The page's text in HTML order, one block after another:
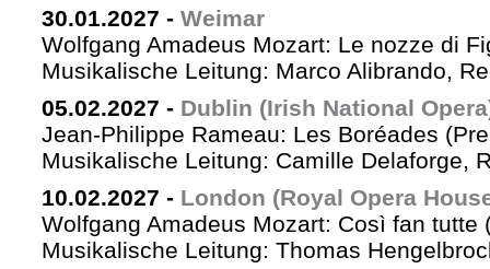
30.01.2027 - Weimar
Wolfgang Amadeus Mozart: Le nozze di
Musikalische Leitung: Marco Alibrando,
05.02.2027 - Dublin (Irish National
Jean-Philippe Rameau: Les Boréades
Musikalische Leitung: Camille Delaforge,
10.02.2027 - London (Royal Opera
Wolfgang Amadeus Mozart: Così fan tutte
Musikalische Leitung: Thomas